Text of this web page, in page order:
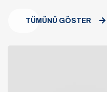
TÜMÜNÜ GÖSTER